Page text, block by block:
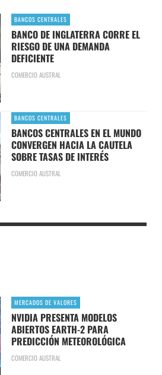
BANCOS CENTRALES
BANCO DE INGLATERRA CORRE EL
RIESGO DE UNA DEMANDA
DEFICIENTE
COMERCIO AUSTRAL
BANCOS CENTRALES
BANCOS CENTRALES EN EL MUNDO
CONVERGEN HACIA LA CAUTELA
SOBRE TASAS DE INTERÉS
COMERCIO AUSTRAL
MERCADOS DE VALORES
NVIDIA PRESENTA MODELOS
ABIERTOS EARTH-2 PARA
PREDICCIÓN METEOROLÓGICA
COMERCIO AUSTRAL